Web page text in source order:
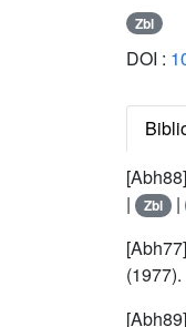
Zbl
DOI :
[Abh88]
|
Zbl |
[Abh77]
(1977).
[Abh89]